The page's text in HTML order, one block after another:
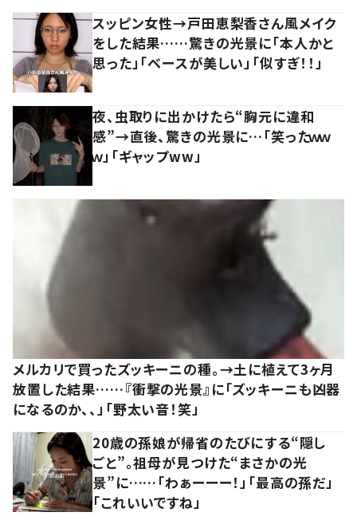
スッピン女性→戸田恵梨香さん風メイク
をした結果……驚きの光景に「本人かと
思った」「ベースが美しい」「似すぎ！！」
夜、虫取りに出かけたら“胸元に違和
感”→直後、驚きの光景に…「笑ったｗｗ
ｗ」「ギャップww」
メルカリで買ったズッキーニの種。→土に植えて3ヶ月
放置した結果……『衝撃の光景』に「ズッキーニも凶器
になるのか、、」「野太い音！笑」
20歳の孫娘が帰省のたびにする“隠し
ごと”。祖母が見つけた“まさかの光
景”に……「わぁーーー！」「最高の孫だ」
「これいいですね」